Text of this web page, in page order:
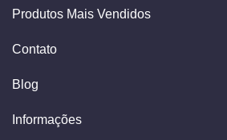
Produtos Mais Vendidos
Contato
Blog
Informações